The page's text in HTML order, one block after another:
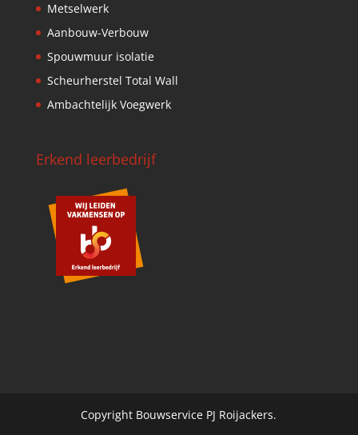
Metselwerk
Aanbouw-Verbouw
Spouwmuur isolatie
Scheurherstel Total Wall
Ambachtelijk Voegwerk
Erkend leerbedrijf
Copyright Bouwservice PJ Roijackers.